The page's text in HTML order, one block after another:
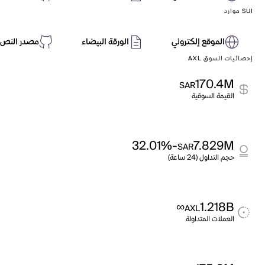
SUI موارد
الموقع إلكتروني الورقة البيضاء مصدر النص
إحصائيات السوق AXL
170.4M
SAR
القيمة السوقية
7.829M
SAR
-32.01%
حجم التداول (24 ساعة)
1.218B
AXL
∞
العملات المتداولة